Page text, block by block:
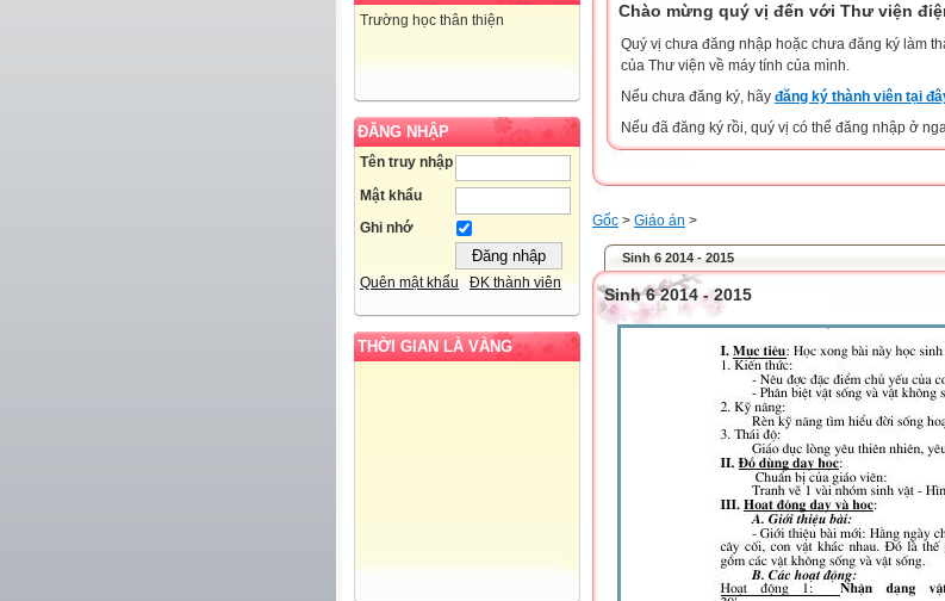
Trường học thân thiện
ĐĂNG NHẬP
Tên truy nhập
Mật khẩu
Ghi nhớ
Quên mật khẩu ĐK thành viên
THỜI GIAN LÀ VÀNG
Chào mừng quý vị đến với Thư viện
Quý vị chưa đăng nhập hoặc chưa đăng ký làm
của Thư viện về máy tính của mình.
Nếu chưa đăng ký, hãy đăng ký thành viên tại
Nếu đã đăng ký rồi, quý vị có thể đăng nhập ở
Gốc > Giáo án >
Sinh 6 2014 - 2015
Sinh 6 2014 - 2015